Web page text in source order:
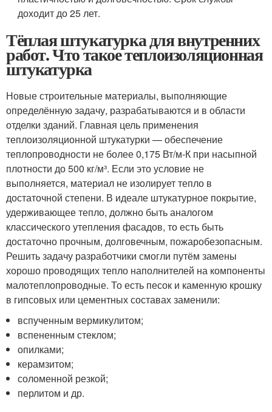
доходит до 25 лет.
Тёплая штукатурка для внутренних
работ. Что такое теплоизоляционная
штукатурка
Новые строительные материалы, выполняющие
определённую задачу, разрабатываются и в области
отделки зданий. Главная цель применения
теплоизоляционной штукатурки — обеспечение
теплопроводности не более 0,175 Вт/м-К при насыпной
плотности до 500 кг/м³. Если это условие не
выполняется, материал не изолирует тепло в
достаточной степени. В идеале штукатурное покрытие,
удерживающее тепло, должно быть аналогом
классического утепления фасадов, то есть быть
достаточно прочным, долговечным, пожаробезопасным.
Решить задачу разработчики смогли путём замены
хорошо проводящих тепло наполнителей на компоненты
малотеплопроводные. То есть песок и каменную крошку
в гипсовых или цементных составах заменили:
вспученным вермикулитом;
вспененным стеклом;
опилками;
керамзитом;
соломенной резкой;
перлитом и др.